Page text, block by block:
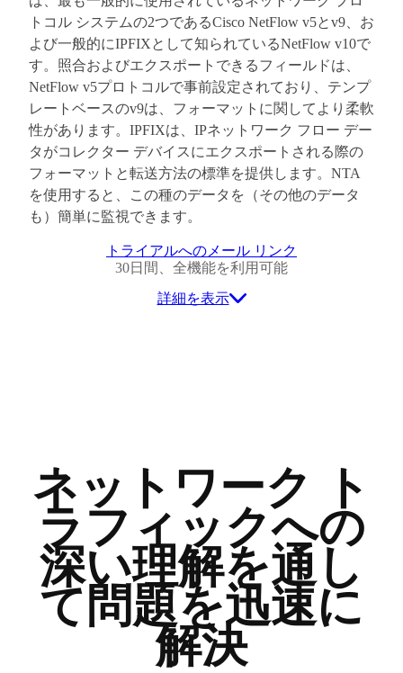
トコル システムの2つであるCisco NetFlow v5とv9、お
よび一般的にIPFIXとして知られているNetFlow v10で
す。照合およびエクスポートできるフィールドは、
NetFlow v5プロトコルで事前設定されており、テンプ
レートベースのv9は、フォーマットに関してより柔軟
性があります。IPFIXは、IPネットワーク フロー デー
タがコレクター デバイスにエクスポートされる際の
フォーマットと転送方法の標準を提供します。NTA
を使用すると、この種のデータを（その他のデータ
も）簡単に監視できます。
トライアルへのメール リンク
30日間、全機能を利用可能
詳細を表示
ネットワーク ト
ラフィックへの
深い理解を通し
て問題を迅速に
解決